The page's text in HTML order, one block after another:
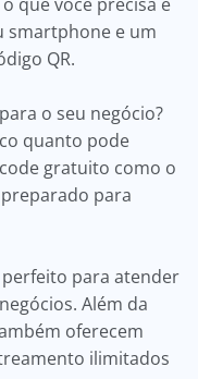
smartphone e um
QR.
o seu negócio?
quanto pode
gratuito como o
para
para atender
Além da
oferecem
ilimitados